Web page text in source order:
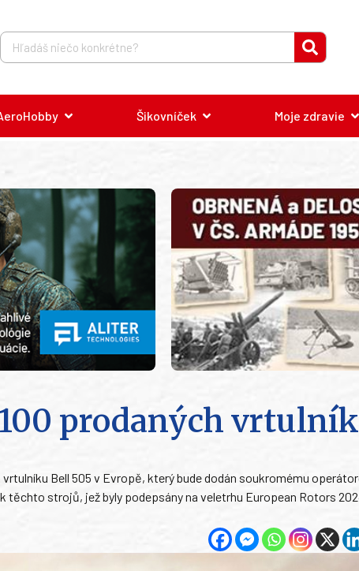
Šikovníček Moje zdravie
prodaných
Bell 505 v Evropě, který bude dodán soukromému
strojů, jež byly podepsány na veletrhu European Rotors